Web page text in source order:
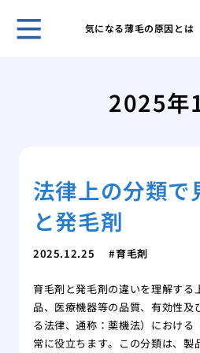
気になる薄毛の原因とは
2025年
法律上の分類で
と発毛剤
2025.12.25 育毛剤
育毛剤と発毛剤の違いを理解する
品、医療機器等の品質、有効性及
る法律、通称：薬機法）における
常に役立ちます。この分類は、製